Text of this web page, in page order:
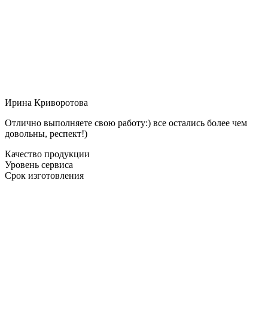
Ирина Криворотова
Отлично выполняете свою работу:) все остались более чем
довольны, респект!)
Качество продукции
Уровень сервиса
Срок изготовления